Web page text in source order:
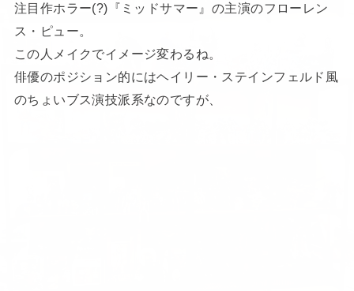
注目作ホラー(?)『ミッドサマー』の主演のフローレン
ス・ピュー。
この人メイクでイメージ変わるね。
俳優のポジション的にはヘイリー・ステインフェルド風
のちょいブス演技派系なのですが、